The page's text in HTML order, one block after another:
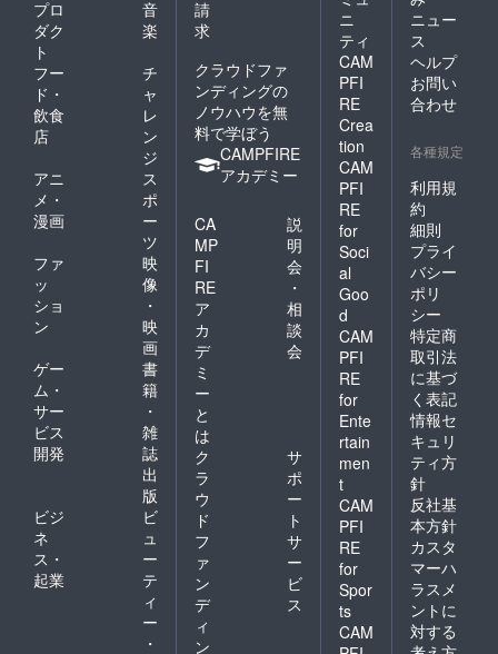
プロ
ダク
ト
音
楽
フー
ド・
飲食
店
チ
ャ
レ
ン
ジ
アニ
メ・
漫画
ス
ポ
ー
ツ
ファ
ッ
ショ
ン
映
像
・
映
画
ゲー
ム・
サー
ビス
開発
書
籍
・
雑
誌
出
版
ビジ
ネ
ス・
起業
ビ
ュ
ー
テ
ィ
ー
・
請
求
クラウドファ
ンディングの
ノウハウを無
料で学ぼう
CAMPFIRE
アカデミー
CA
MP
FI
RE
ア
カ
デ
ミ
ー
と
は
説
明
会
・
相
談
会
ク
ラ
ウ
ド
フ
ァ
ン
デ
ィ
ン
サ
ポ
ー
ト
サ
ー
ビ
ス
ニ
ティ
CAM
PFI
RE
Crea
tion
CAM
PFI
RE
for
Soci
al
Goo
d
CAM
PFI
RE
for
Ente
rtain
men
t
CAM
PFI
RE
for
Spor
ts
CAM
ニュー
ス
ヘルプ
お問い
合わせ
各種規定
利用規
約
細則
プライ
バシー
ポリ
シー
特定商
取引法
に基づ
く表記
情報セ
キュリ
ティ方
針
反社基
本方針
カスタ
マーハ
ラスメ
ントに
対する